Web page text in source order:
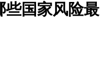
些国家风险最